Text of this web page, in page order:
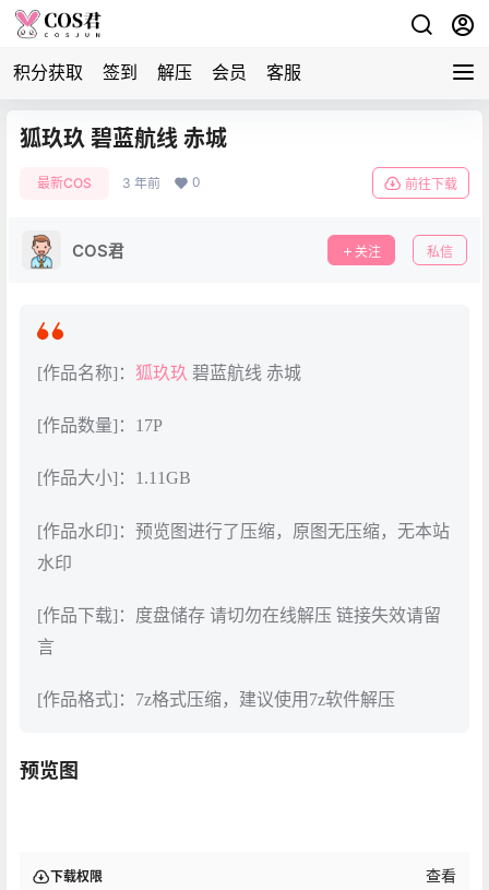
积分获取 签到 解压 会员 客服
狐玖玖 碧蓝航线 赤城
最新COS 3 年前 0 前往下载
COS君 关注 私信
[作品名称]： 狐玖玖 碧蓝航线 赤城
[作品数量]：17P
[作品大小]：1.11GB
[作品水印]：预览图进行了压缩，原图无压缩，无本站
水印
[作品下载]：度盘储存 请切勿在线解压 链接失效请留
言
[作品格式]：7z格式压缩，建议使用7z软件解压
预览图
下载权限 查看